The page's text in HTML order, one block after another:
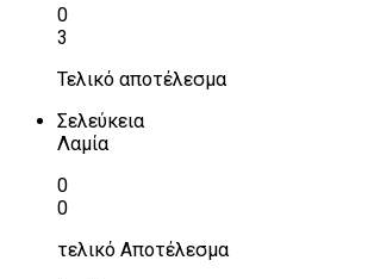
0
3
Τελικό αποτέλεσμα
Σελεύκεια
Λαμία
0
0
τελικό Αποτέλεσμα